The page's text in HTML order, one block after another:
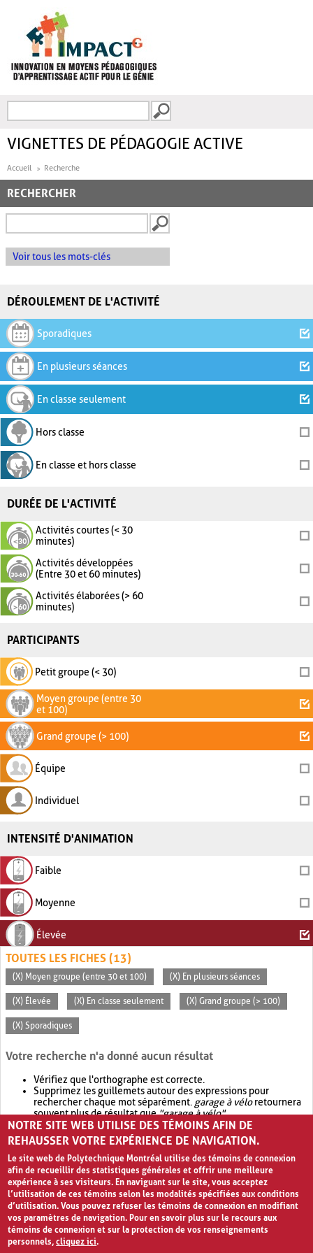
FORMULAIRE DE
VIGNETTES DE PÉDAGOGIE ACTIVE
Accueil Recherche
RECHERCHER
Voir tous les mots-clés
DÉROULEMENT DE L'ACTIVITÉ
Sporadiques
En plusieurs séances
En classe seulement
Hors classe
En classe et hors classe
DURÉE DE L'ACTIVITÉ
Activités courtes (< 30
minutes)
Activités développées
(Entre 30 et 60 minutes)
Activités élaborées (> 60
minutes)
PARTICIPANTS
Petit groupe (< 30)
Moyen groupe (entre 30
et 100)
Grand groupe (> 100)
Équipe
Individuel
INTENSITÉ D'ANIMATION
Faible
Moyenne
Élevée
TOUTES LES FICHES (13)
(X) Moyen groupe (entre 30 et 100) (X) En plusieurs séances
(X) Élevée (X) En classe seulement (X) Grand groupe (> 100)
(X) Sporadiques
Votre recherche n'a donné aucun résultat
Vérifiez que l'orthographe est correcte.
Supprimez les guillemets autour des expressions pour
rechercher chaque mot séparément. garage à véloretournera
souvent plus de résultat que"garage à vélo".
Envisagez d'élargir votre recherche avec OR.garage OR vélo
retournera souvent plus de résultat quegarage à vélo
NOTRE SITE WEB UTILISE DES TÉMOINS AFIN DE
REHAUSSER VOTRE EXPÉRIENCE DE NAVIGATION.
Le site web de Polytechnique Montréal utilise des témoins de connexion
afin de recueillir des statistiques générales et offrir une meilleure
expérience à ses visiteurs. En naviguant sur le site, vous acceptez
l’utilisation de ces témoins selon les modalités spécifiées aux conditions
d’utilisation. Vous pouvez refuser les témoins de connexion en modifiant
vos paramètres de navigation. Pour en savoir plus sur le recours aux
témoins de connexion et sur la protection de vos renseignements
personnels,cliquez ici.